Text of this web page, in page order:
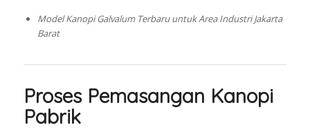
Model Kanopi Galvalum Terbaru untuk Area Industri Jakarta
Barat
Proses Pemasangan Kanopi
Pabrik